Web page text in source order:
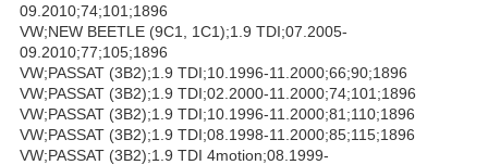
09.2010;74;101;1896
VW;NEW BEETLE (9C1, 1C1);1.9 TDI;07.2005-
09.2010;77;105;1896
VW;PASSAT (3B2);1.9 TDI;10.1996-11.2000;66;90;1896
VW;PASSAT (3B2);1.9 TDI;02.2000-11.2000;74;101;1896
VW;PASSAT (3B2);1.9 TDI;10.1996-11.2000;81;110;1896
VW;PASSAT (3B2);1.9 TDI;08.1998-11.2000;85;115;1896
VW;PASSAT (3B2);1.9 TDI 4motion;08.1999-